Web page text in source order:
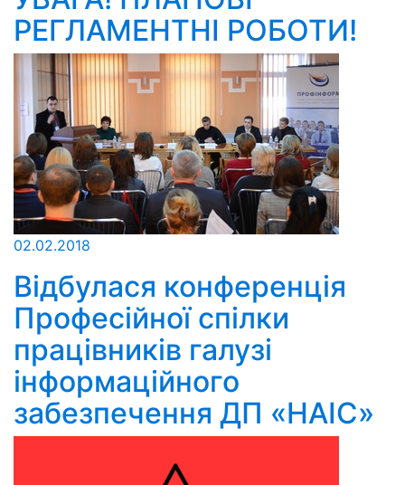
РЕГЛАМЕНТНІ РОБОТИ!
02.02.2018
Відбулася конференція
Професійної спілки
працівників галузі
інформаційного
забезпечення ДП «НАІС»